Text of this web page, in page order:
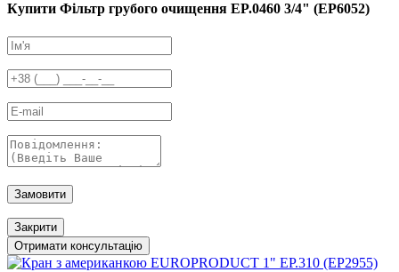
Купити Фільтр грубого очищення EP.0460 3/4" (EP6052)
Замовити
Закрити
Отримати консультацію